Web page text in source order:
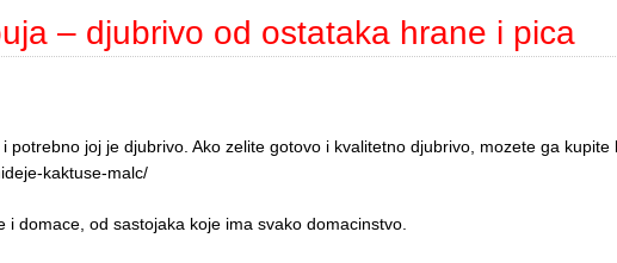
– djubrivo od ostataka hrane i pica
potrebno joj je djubrivo. Ako zelite gotovo i kvalitetno djubrivo, mozete ga
kaktuse-malc/
i domace, od sastojaka koje ima svako domacinstvo.